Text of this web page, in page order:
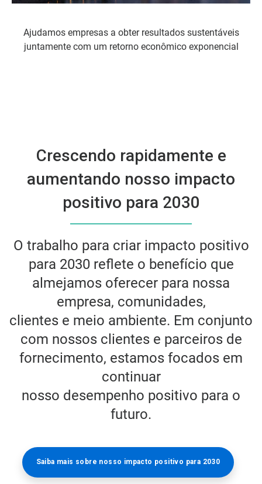
Ajudamos empresas a obter resultados sustentáveis
juntamente com um retorno econômico exponencial
Crescendo rapidamente e
aumentando nosso impacto
positivo para 2030
O trabalho para criar impacto positivo
para 2030 reflete o benefício que
almejamos oferecer para nossa
empresa, comunidades,
clientes e meio ambiente. Em conjunto
com nossos clientes e parceiros de
fornecimento, estamos focados em
continuar
nosso desempenho positivo para o
futuro.
Saiba mais sobre nosso impacto positivo para 2030